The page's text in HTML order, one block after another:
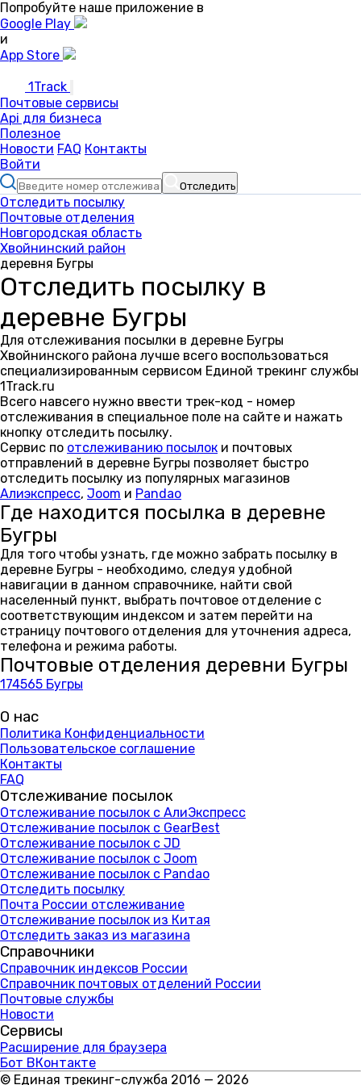
Попробуйте наше приложение в
Google Play
и
App Store
1Track
Почтовые сервисы
Api для бизнеса
Полезное
Новости FAQ Контакты
Войти
Отследить
Отследить посылку
Почтовые отделения
Новгородская область
Хвойнинский район
деревня Бугры
Отследить посылку в
деревне Бугры
Для отслеживания посылки в деревне Бугры
Хвойнинского района лучше всего воспользоваться
специализированным сервисом Единой трекинг службы
1Track.ru
Всего навсего нужно ввести трек-код - номер
отслеживания в специальное поле на сайте и нажать
кнопку отследить посылку.
Сервис по отслеживанию посылок и почтовых
отправлений в деревне Бугры позволяет быстро
отследить посылку из популярных магазинов
Алиэкспресс, Joom и Pandao
Где находится посылка в деревне
Бугры
Для того чтобы узнать, где можно забрать посылку в
деревне Бугры - необходимо, следуя удобной
навигации в данном справочнике, найти свой
населенный пункт, выбрать почтовое отделение с
соответствующим индексом и затем перейти на
страницу почтового отделения для уточнения адреса,
телефона и режима работы.
Почтовые отделения деревни Бугры
174565 Бугры
О нас
Политика Конфиденциальности
Пользовательское соглашение
Контакты
FAQ
Отслеживание посылок
Отслеживание посылок с АлиЭкспресс
Отслеживание посылок с GearBest
Отслеживание посылок с JD
Отслеживание посылок с Joom
Отслеживание посылок с Pandao
Отследить посылку
Почта России отслеживание
Отслеживание посылок из Китая
Отследить заказ из магазина
Справочники
Справочник индексов России
Справочник почтовых отделений России
Почтовые службы
Новости
Сервисы
Расширение для браузера
Бот ВКонтакте
© Единая трекинг-служба 2016 — 2026